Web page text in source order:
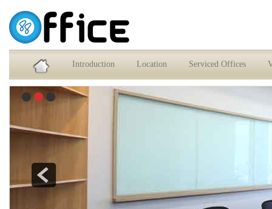
Service Office dan Virtual Office Jakarta Selatan
Introduction Location Serviced Offices